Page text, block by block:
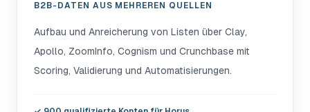
B2B-DATEN AUS MEHREREN QUELLEN
Aufbau und Anreicherung von Listen über Clay,
Apollo, ZoomInfo, Cognism und Crunchbase mit
Scoring, Validierung und Automatisierungen.